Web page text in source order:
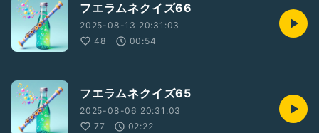
フエラムネクイズ66
2025-08-13 20:31:03
48
00:54
フエラムネクイズ65
2025-08-06 20:31:03
77
02:22